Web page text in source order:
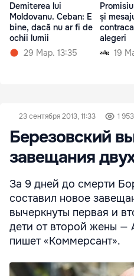
Demiterea lui
Moldovanu. Ceban: E
bine, dacă nu ar fi de
ochii lumii
29 Мар. 13:35
și
alegeri
19
23 сентября 2013, 11:33 1 953
Березовский
завещания
За 9 дней до смерти
составил новое
вычеркнуты первая и
дети от второй жены —
пишет «Коммерсант».